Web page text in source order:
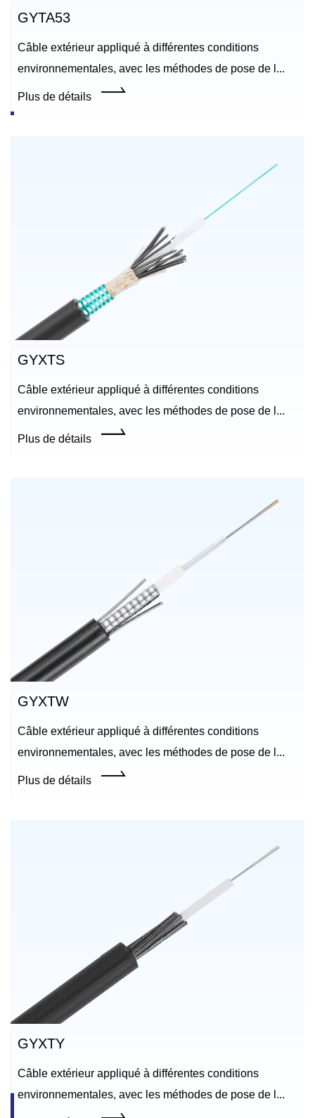
GYTA53
Câble extérieur appliqué à différentes conditions
environnementales, avec les méthodes de pose de l...
Plus de détails
GYXTS
Câble extérieur appliqué à différentes conditions
environnementales, avec les méthodes de pose de l...
Plus de détails
GYXTW
Câble extérieur appliqué à différentes conditions
environnementales, avec les méthodes de pose de l...
Plus de détails
GYXTY
Câble extérieur appliqué à différentes conditions
environnementales, avec les méthodes de pose de l...